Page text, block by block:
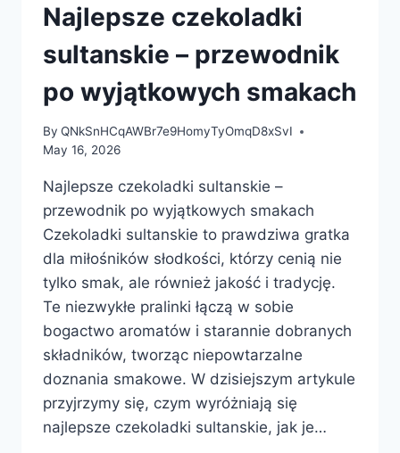
Najlepsze czekoladki
sultanskie – przewodnik
po wyjątkowych smakach
By QNkSnHCqAWBr7e9HomyTyOmqD8xSvI
May 16, 2026
Najlepsze czekoladki sultanskie –
przewodnik po wyjątkowych smakach
Czekoladki sultanskie to prawdziwa gratka
dla miłośników słodkości, którzy cenią nie
tylko smak, ale również jakość i tradycję.
Te niezwykłe pralinki łączą w sobie
bogactwo aromatów i starannie dobranych
składników, tworząc niepowtarzalne
doznania smakowe. W dzisiejszym artykule
przyjrzymy się, czym wyróżniają się
najlepsze czekoladki sultanskie, jak je…